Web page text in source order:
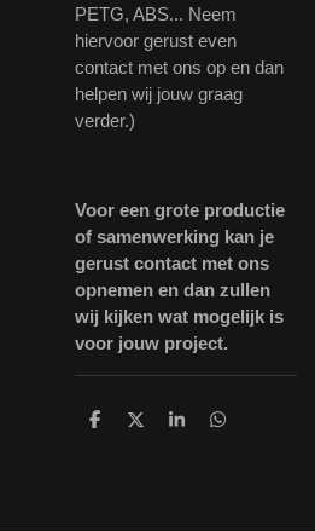
PETG, ABS... Neem
hiervoor gerust even
contact met ons op en dan
helpen wij jouw graag
verder.)
Voor een grote productie
of samenwerking kan je
gerust contact met ons
opnemen en dan zullen
wij kijken wat mogelijk is
voor jouw project.
D
D
S
D